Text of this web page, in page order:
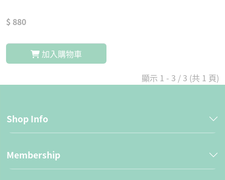
$ 880
加入購物車
顯示 1 - 3 / 3 (共 1 頁)
Shop Info
Membership